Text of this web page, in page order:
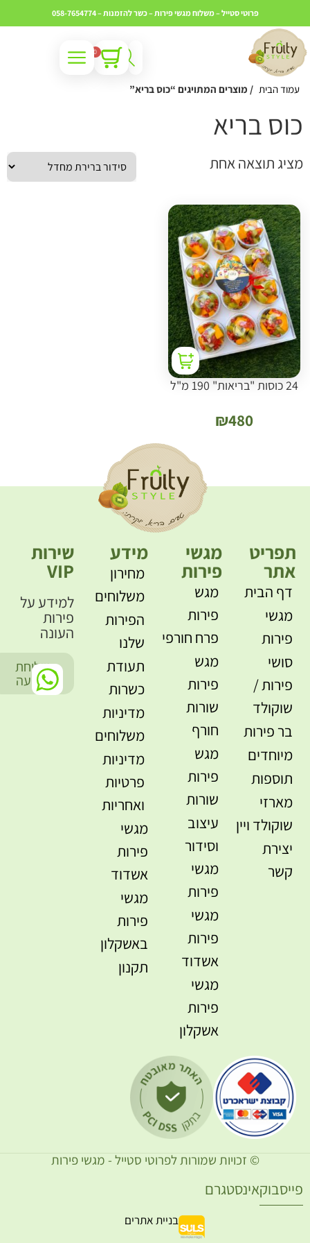
פרוטי סטייל – משלוח מגשי פירות – כשרלהזמנות – 058-7654774
0
עמוד הבית / מוצרים המתויגים “כוס בריא”
בריא
תוצאה אחת
24 כוסות "בריאות" 190 מ"ל
₪480
תפריט
אתר
דף הבית
מגשי
פירות
סושי
פירות /
שוקולד
בר פירות
מיוחדים
תוספות
מארזי
שוקולד ויין
יצירת
קשר
מגשי
פירות
מגש
פירות
פרח חורפי
מגש
פירות
שורות
חורף
מגש
פירות
שורות
עיצוב
וסידור
מגשי
פירות
מגשי
פירות
אשדוד
מגשי
פירות
אשקלון
מידע
מחירון
משלוחים
הפירות
שלנו
תעודת
כשרות
מדיניות
משלוחים
מדיניות
פרטיות
ואחריות
מגשי
פירות
אשדוד
מגשי
פירות
באשקלון
תקנון
שירות
VIP
למידע על
פירות
העונה
שליחת
הודעה
© זכויות שמורות לפרוטי סטייל - מגשי פירות
בניית אתרים
אינסטגרם